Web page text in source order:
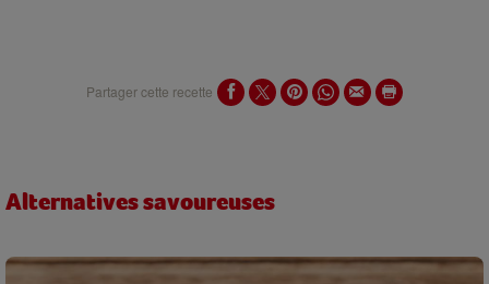
Partager cette recette
Alternatives savoureuses